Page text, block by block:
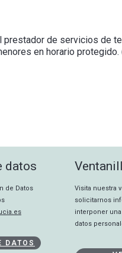
de servicios de
en horario
datos
de Datos
DATOS
Visita nuestra
solicitarnos
interponer
datos